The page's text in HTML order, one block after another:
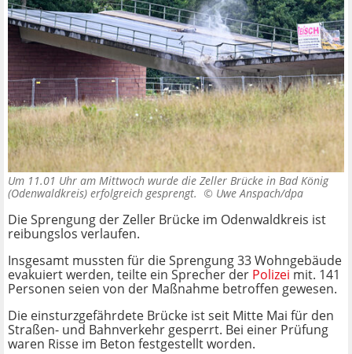
Um 11.01 Uhr am Mittwoch wurde die Zeller Brücke in Bad König
(Odenwaldkreis) erfolgreich gesprengt. © Uwe Anspach/dpa
Die Sprengung der Zeller Brücke im Odenwaldkreis ist
reibungslos verlaufen.
Insgesamt mussten für die Sprengung 33 Wohngebäude
evakuiert werden, teilte ein Sprecher der Polizei mit. 141
Personen seien von der Maßnahme betroffen gewesen.
Die einsturzgefährdete Brücke ist seit Mitte Mai für den
Straßen- und Bahnverkehr gesperrt. Bei einer Prüfung
waren Risse im Beton festgestellt worden.